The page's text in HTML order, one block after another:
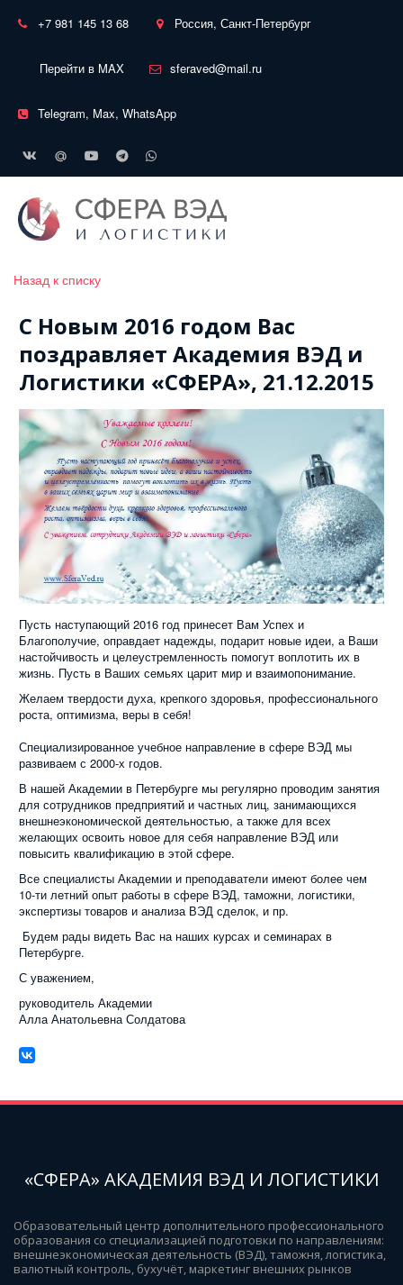
+7 981 145 13 68 Россия, Санкт-Петербург
Перейти в MAX sferaved@mail.ru
Telegram, Max, WhatsApp
Назад к списку
С Новым 2016 годом Вас
поздравляет Академия ВЭД и
Логистики «СФЕРА», 21.12.2015
Пусть наступающий 2016 год принесет Вам Успех и
Благополучие, оправдает надежды, подарит новые идеи, а Ваши
настойчивость и целеустремленность помогут воплотить их в
жизнь. Пусть в Ваших семьях царит мир и взаимопонимание.
Желаем твердости духа, крепкого здоровья, профессионального
роста, оптимизма, веры в себя!
Специализированное учебное направление в сфере ВЭД мы
развиваем с 2000-х годов.
В нашей Академии в Петербурге мы регулярно проводим занятия
для сотрудников предприятий и частных лиц, занимающихся
внешнеэкономической деятельностью, а также для всех
желающих освоить новое для себя направление ВЭД или
повысить квалификацию в этой сфере.
Все специалисты Академии и преподаватели имеют более чем
10-ти летний опыт работы в сфере ВЭД, таможни, логистики,
экспертизы товаров и анализа ВЭД сделок, и пр.
Будем рады видеть Вас на наших курсах и семинарах в
Петербурге.
С уважением,
руководитель Академии
Алла Анатольевна Солдатова
«СФЕРА» АКАДЕМИЯ ВЭД И ЛОГИСТИКИ
Образовательный центр дополнительного профессионального
образования со специализацией подготовки по направлениям:
внешнеэкономическая деятельность (ВЭД), таможня, логистика,
валютный контроль, бухучёт, маркетинг внешних рынков